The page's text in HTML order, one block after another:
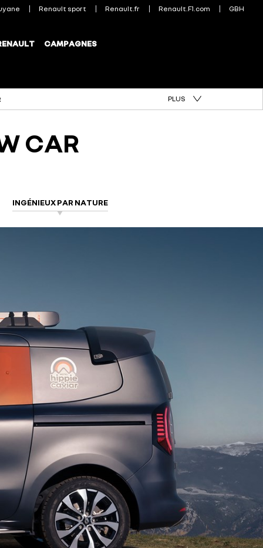
PLUS
CAR
INGÉNIEUX PAR NATURE